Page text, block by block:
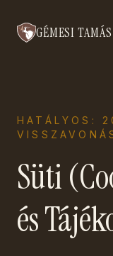
GÉMESI TAMÁS
HATÁLYOS:
Süti
és